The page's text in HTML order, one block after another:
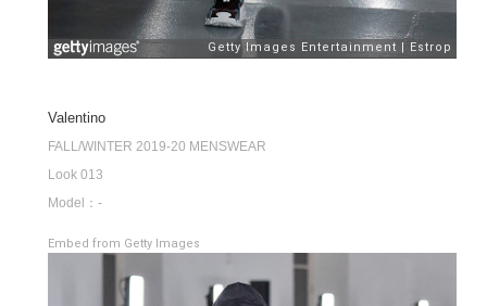
Valentino
FALL/WINTER 2019-20 MENSWEAR
Look 013
Model：-
Embed from Getty Images